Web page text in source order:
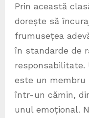
Prin această
dorește să
frumusețea
în standarde de
responsabilitate.
este un membru
într-un cămin,
unul emoțional.